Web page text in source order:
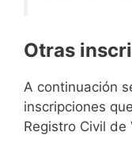
Otras
A continuación
inscripciones
Registro Civil de